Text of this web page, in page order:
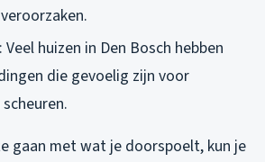
: Veel huizen in Den Bosch hebben
die gevoelig zijn voor
gaan met wat je doorspoelt, kun je